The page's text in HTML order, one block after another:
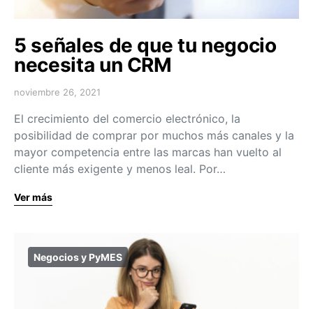
5 señales de que tu negocio
necesita un CRM
noviembre 26, 2021
El crecimiento del comercio electrónico, la
posibilidad de comprar por muchos más canales y la
mayor competencia entre las marcas han vuelto al
cliente más exigente y menos leal. Por…
Ver más
Negocios y PyMES